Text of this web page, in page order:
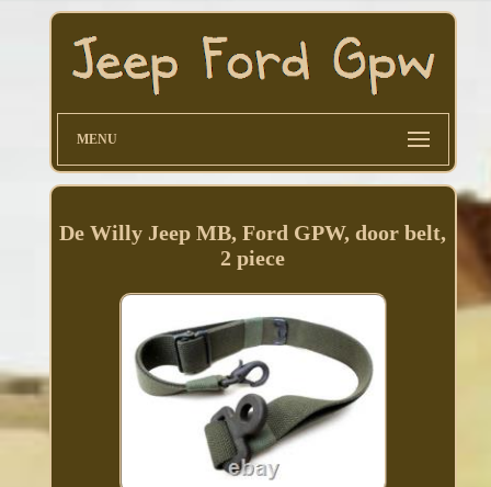
MENU
De Willy Jeep MB, Ford GPW, door belt,
2 piece